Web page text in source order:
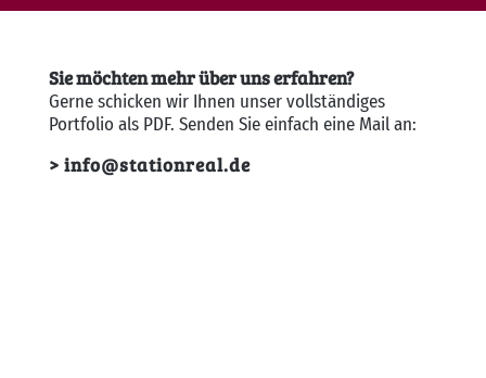
Sie möchten mehr über uns erfahren?
Gerne schicken wir Ihnen unser vollständiges
Portfolio als PDF. Senden Sie einfach eine Mail an:
> info@stationreal.de